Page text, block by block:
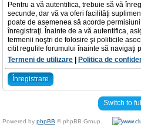
Pentru a vă autentifica, trebuie să vă
secunde, dar vă va oferi facilităţi
poate de asemenea să acorde
înregistraţi. Înainte de a vă autentifica,
termenii noştri de folosire şi politicile
citit regulile forumului înainte să navigaţi
Termeni de utilizare
Politica de
Înregistrare
Switch to
Powered by phpBB © phpBB Group.